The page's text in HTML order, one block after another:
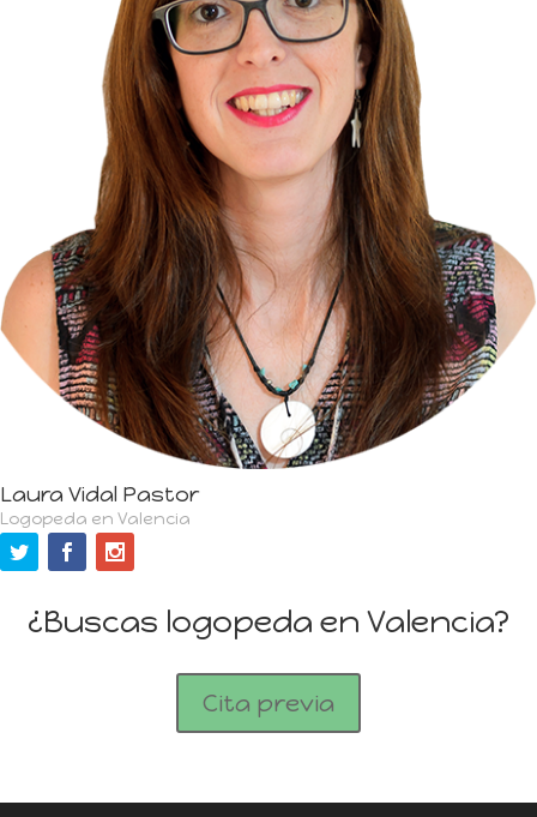
Laura Vidal Pastor
Logopeda en Valencia
¿Buscas logopeda en Valencia?
Cita previa